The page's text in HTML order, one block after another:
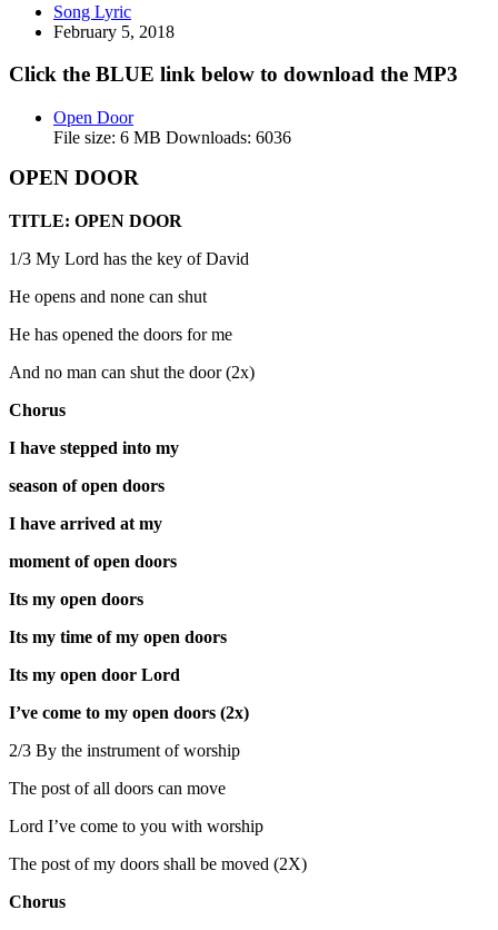
Song Lyric
February 5, 2018
Click the BLUE link below to download the MP3
Open Door
File size: 6 MB Downloads: 6036
OPEN DOOR
TITLE: OPEN DOOR
1/3 My Lord has the key of David
He opens and none can shut
He has opened the doors for me
And no man can shut the door (2x)
Chorus
I have stepped into my
season of open doors
I have arrived at my
moment of open doors
Its my open doors
Its my time of my open doors
Its my open door Lord
I’ve come to my open doors (2x)
2/3 By the instrument of worship
The post of all doors can move
Lord I’ve come to you with worship
The post of my doors shall be moved (2X)
Chorus